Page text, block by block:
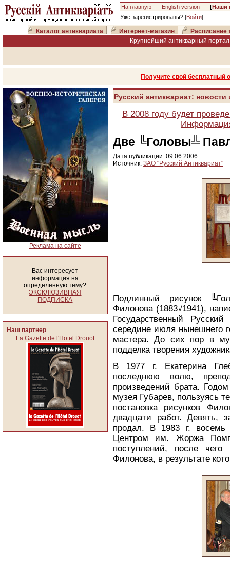
На главную English version [Наши
Уже зарегистрированы? [Войти]
Каталог антиквариата Интернет-магазин
Расписание
Крупнейший антикварный
Получите свой
Реклама на сайте
Вас интересует
информация на
определенную тему?
ЭКСКЛЮЗИВНАЯ
ПОДПИСКА
Наш партнер
La Gazette de l'Hotel Drouot
Русский антиквариат:
В 2008 году будет
Две ╚Головы╩
Дата публикации: 09.06.2006
Источник: ЗАО "Русский Антиквариат"
Подлинный рисунок
Филонова (1883√1941),
Государственный
середине июля нынешнего
мастера. До сих пор в
подделка творения
В 1977 г. Екатерина
последнюю волю,
произведений брата.
музея Губарев, пользуясь
постановка рисунков
двадцати работ. Девять,
продал. В 1983 г. восемь
Центром им. Жоржа
поступлений, после
Филонова, в результате